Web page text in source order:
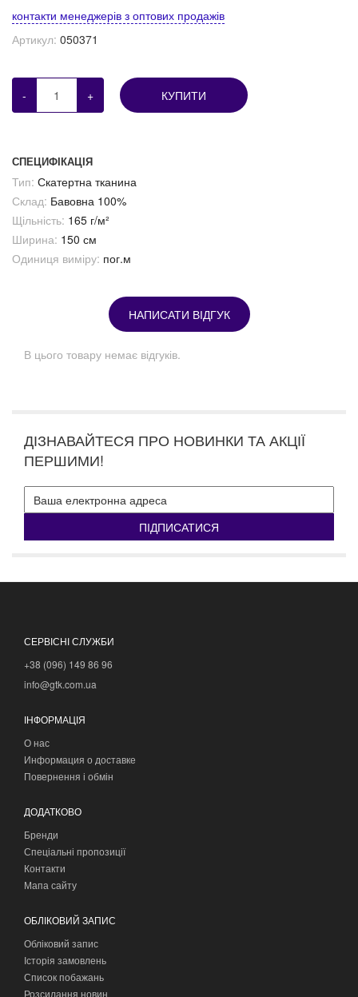
контакти менеджерів з оптових продажів
Артикул: 050371
- + КУПИТИ
СПЕЦИФІКАЦІЯ
Тип: Скатертна тканина
Склад: Бавовна 100%
Щільність: 165 г/м²
Ширина: 150 см
Одиниця виміру: пог.м
НАПИСАТИ ВІДГУК
В цього товару немає відгуків.
ДІЗНАВАЙТЕСЯ ПРО НОВИНКИ ТА АКЦІЇ
ПЕРШИМИ!
ПІДПИСАТИСЯ
СЕРВІСНІ СЛУЖБИ
+38 (096) 149 86 96
info@gtk.com.ua
ІНФОРМАЦІЯ
О нас
Информация о доставке
Повернення і обмін
ДОДАТКОВО
Бренди
Спеціальні пропозиції
Контакти
Мапа сайту
ОБЛІКОВИЙ ЗАПИС
Обліковий запис
Історія замовлень
Список побажань
Розсилання новин